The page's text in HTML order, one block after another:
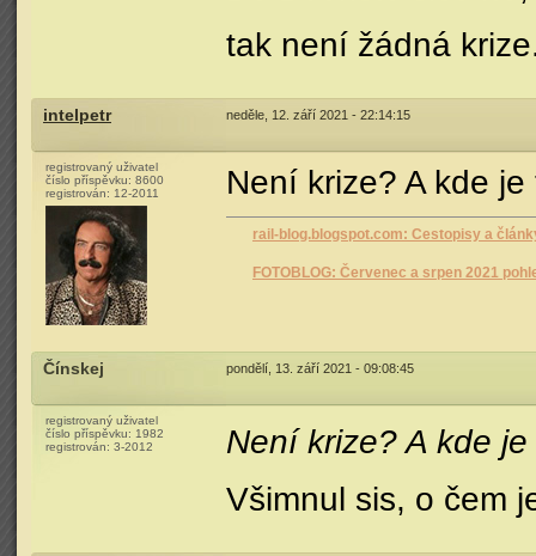
tak není žádná
intelpetr neděle, 12. září 2021 - 22:14:15
registrovaný uživatel
číslo příspěvku: 8600
registrován: 12-2011 Není krize? A kde
rail-blog.blogspot.com: Cestopisy a
FOTOBLOG: Červenec a srpen 2021
Čínskej pondělí, 13. září 2021 - 09:08:45
registrovaný uživatel
číslo příspěvku: 1982
registrován: 3-2012
Není krize? A kde
Všimnul sis, o čem